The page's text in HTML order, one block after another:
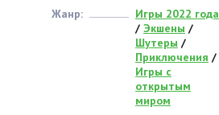
Жанр:
Игры 2022 года
/ Экшены /
Шутеры /
Приключения /
Игры с
открытым
миром